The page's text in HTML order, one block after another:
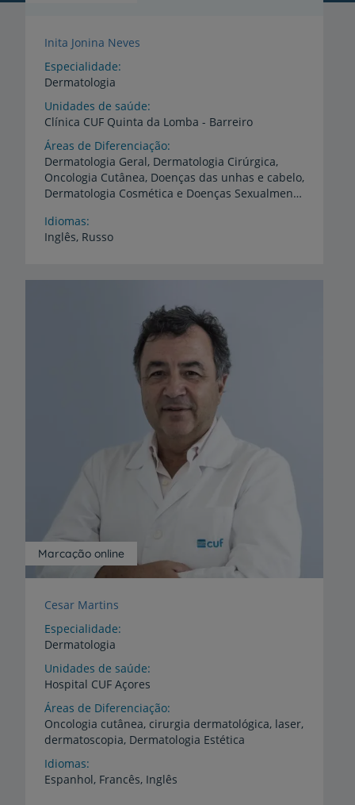
Inita Jonina Neves
Especialidade
Dermatologia
Unidades de saúde
Clínica CUF Quinta da Lomba - Barreiro
Áreas de Diferenciação
Dermatologia Geral, Dermatologia Cirúrgica,
Oncologia Cutânea, Doenças das unhas e cabelo,
Dermatologia Cosmética e Doenças Sexualmente Transmissíveis, Remoção cirúrgica de quistos, nevos e tumores da pele.
Idiomas
Inglês, Russo
Marcação online
Cesar Martins
Especialidade
Dermatologia
Unidades de saúde
Hospital CUF Açores
Áreas de Diferenciação
Oncologia cutânea, cirurgia dermatológica, laser,
dermatoscopia, Dermatologia Estética
Idiomas
Espanhol, Francês, Inglês